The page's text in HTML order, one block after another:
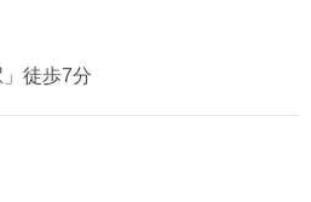
徒歩7分